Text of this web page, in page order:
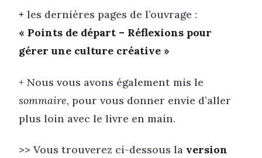
+ les dernières pages de l’ouvrage :
« Points de départ – Réflexions pour
gérer une culture créative »
+ Nous vous avons également mis le
sommaire, pour vous donner envie d’aller
plus loin avec le livre en main.
>> Vous trouverez ci-dessous la version